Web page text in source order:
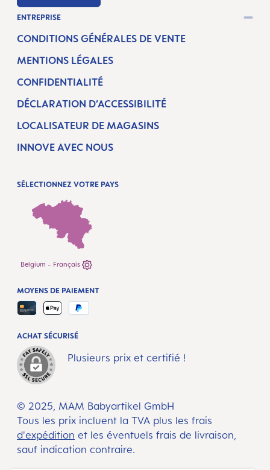
ENTREPRISE
CONDITIONS GÉNÉRALES DE VENTE
MENTIONS LÉGALES
CONFIDENTIALITÉ
DÉCLARATION D’ACCESSIBILITÉ
LOCALISATEUR DE MAGASINS
INNOVE AVEC NOUS
SÉLECTIONNEZ VOTRE PAYS
Belgium - Français
© 2025, MAM Babyartikel GmbH
Tous les prix incluent la TVA plus les frais
d'expédition et les éventuels frais de livraison,
sauf indication contraire.
ACHAT SÉCURISÉ
Plusieurs prix et certifié !
MOYENS DE PAIEMENT